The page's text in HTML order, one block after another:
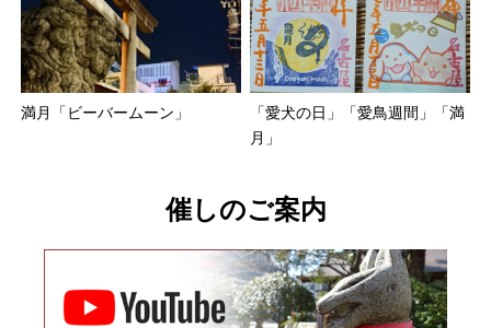
満月「ビーバームーン」
「愛犬の日」「愛鳥週間」「満
月」
催しのご案内